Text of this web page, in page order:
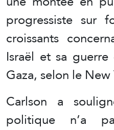
progressiste sur
croissants
Israël et sa
Gaza, selon le
Carlson a
politique n’a